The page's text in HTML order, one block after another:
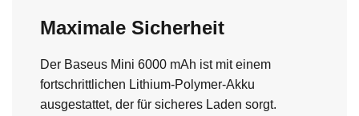
Maximale Sicherheit
Der Baseus Mini 6000 mAh ist mit einem
fortschrittlichen Lithium-Polymer-Akku
ausgestattet, der für sicheres Laden sorgt.